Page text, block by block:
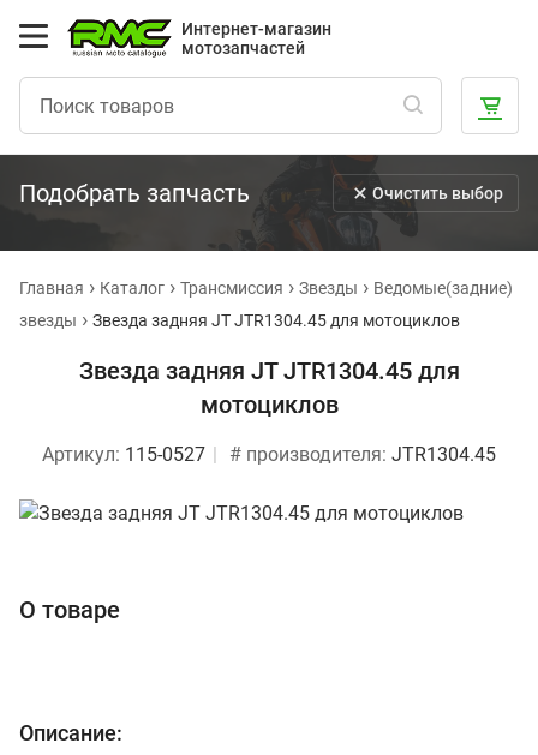
Интернет-магазин
мотозапчастей
Подобрать запчасть Очистить выбор
Главная Каталог Трансмиссия Звезды
Ведомые(задние)
звезды
Звезда задняя JT JTR1304.45 для мотоциклов
Звезда задняя JT JTR1304.45 для
мотоциклов
Артикул: 115-0527 # производителя: JTR1304.45
О товаре
Описание: